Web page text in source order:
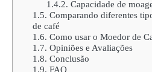
1.4.2. Capacidade de
1.5. Comparando diferentes
de café
1.6. Como usar o Moedor de
1.7. Opiniões e Avaliações
1.8. Conclusão
1.9. FAQ